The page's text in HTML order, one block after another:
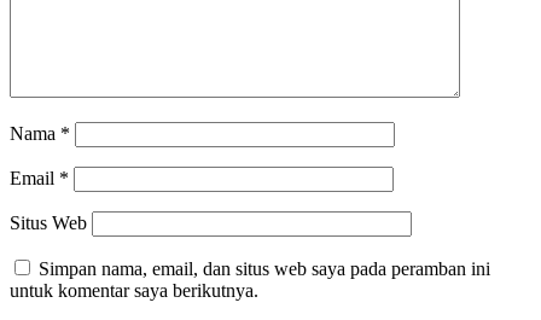
Nama *
Email *
Situs Web
Simpan nama, email, dan situs web saya pada peramban ini
untuk komentar saya berikutnya.